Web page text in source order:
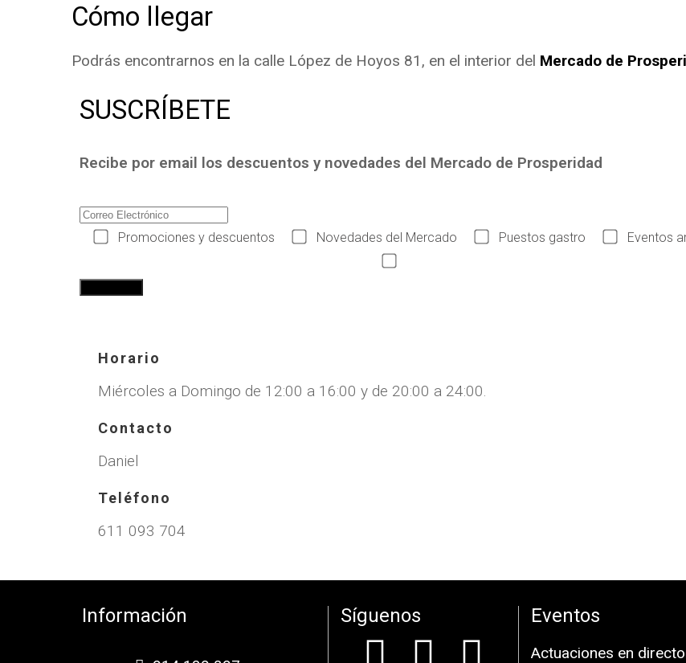
Cómo llegar
Podrás encontrarnos en la calle López de Hoyos 81, en el interior del Mercado de
SUSCRÍBETE
Recibe por email los descuentos y novedades del Mercado de Prosperidad
Promociones y descuentos Novedades del Mercado Puestos gastro
Eventos
Horario
Miércoles a Domingo de 12:00 a 16:00 y de 20:00 a 24:00.
Contacto
Daniel
Teléfono
611 093 704
Información Síguenos Eventos
Actuaciones en